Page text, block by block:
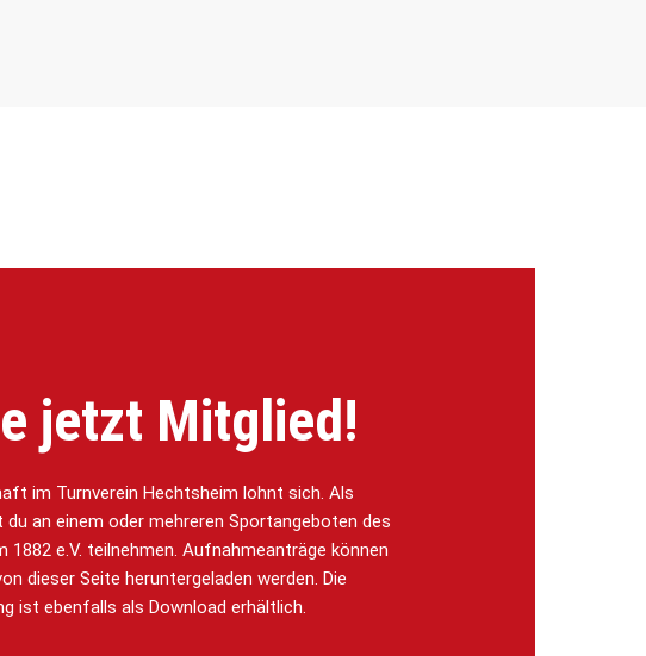
jetzt Mitglied!
im Turnverein Hechtsheim lohnt sich. Als
du an einem oder mehreren Sportangeboten des
1882 e.V. teilnehmen. Aufnahmeanträge können
dieser Seite heruntergeladen werden. Die
ist ebenfalls als Download erhältlich.